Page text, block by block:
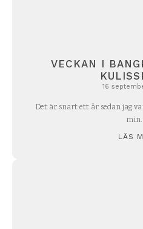
VECKAN I
16
Det är snart ett år sedan jag
LÄS